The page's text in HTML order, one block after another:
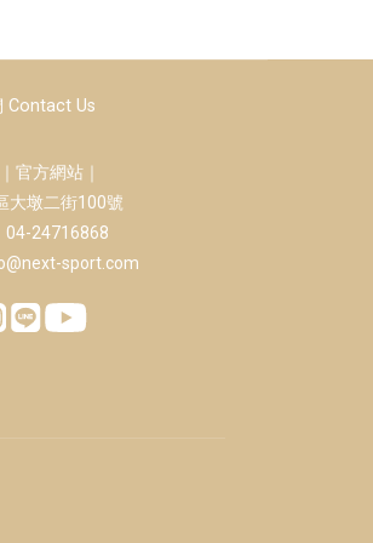
Contact Us
官方網站｜
大墩二街100號
04-24716868
sport.com